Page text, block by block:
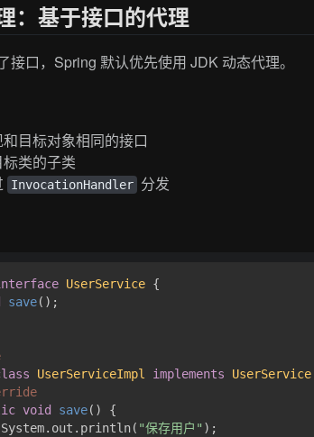
：基于接口的代理
接口，Spring 默认优先使用 JDK 动态代理。
目标对象相同的接口
类的子类
InvocationHandler 分发
UserService {
save() ;
UserServiceImpl implements UserService
void save()
{
"保存用户" );